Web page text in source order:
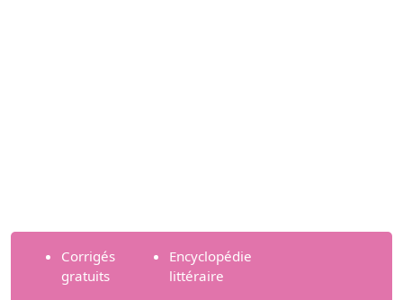
Corrigés
gratuits
Encyclopédie
littéraire